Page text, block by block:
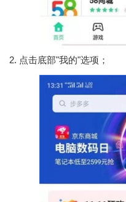
2. 点击底部"我的"选项；